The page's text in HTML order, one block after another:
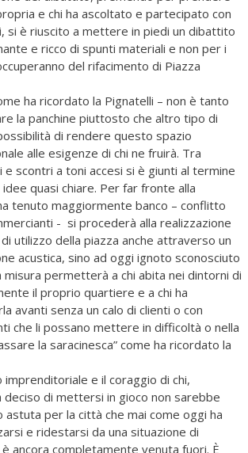
e chi ha ascoltato e partecipato con
si è riuscito a mettere in piedi un dibattito
e ricco di spunti materiali e non per i
del rifacimento di Piazza
ha ricordato la Pignatelli – non è tanto
la panchine piuttosto che altro tipo di
di rendere questo spazio
alle esigenze di chi ne fruirà. Tra
scontri a toni accesi si è giunti al termine
idee quasi chiare. Per far fronte alla
tenuto maggiormente banco – conflitto
- si procederà alla realizzazione
utilizzo della piazza anche attraverso un
acustica, sino ad oggi ignoto sconosciuto
permetterà a chi abita nei dintorni di
il proprio quartiere e a chi ha
avanti senza un calo di clienti o con
che li possano mettere in difficoltà o nella
la saracinesca” come ha ricordato la
e il coraggio di chi,
di mettersi in gioco non sarebbe
astuta per la città che mai come oggi ha
e ridestarsi da una situazione di
ancora completamente venuta fuori. È